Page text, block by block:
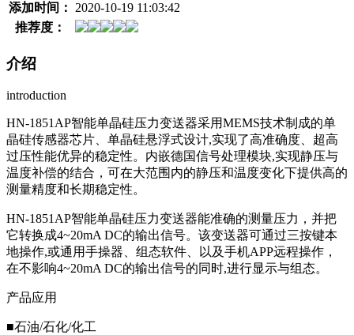
添加时间：
2020-10-19 11:03:42
推荐度：
介绍
introduction
HN-1851AP智能单晶硅压力变送器采用MEMS技术制成的单
晶硅传感器芯片、单晶硅悬浮式设计,实现了高准确度、超高
过压性能优异的稳定性。内嵌德国信号处理模块,实现静压与
温度补偿的结合，可在大范围内的静压和温度变化下提供高的
测量精度和长期稳定性。
HN-1851AP智能单晶硅压力变送器能准确的测量压力，并把
它转换成4~20mA DC的输出信号。该变送器可通过三按键本
地操作,或通用手操器、组态软件、以及手机APP远程操作，
在不影响4~20mA DC的输出信号的同时,进行显示与组态。
产品应用
■石油/石化/化工